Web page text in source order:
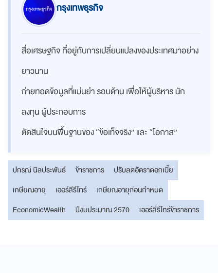
กรุงเทพธุรกิจ
สื่อเศรษฐกิจ ที่อยู่กับการเปลี่ยนแปลงของประเทศมาอย่าง
ยาวนาน
ถ่ายทอดข้อมูลที่แม่นยำ รอบด้าน เพื่อให้ผู้บริหาร นัก
ลงทุน ผู้ประกอบการ
ตัดสินใจบนพื้นฐานของ “ข้อเท็จจริง” และ “โอกาส”
ปกรณ์ นิลประพันธ์ ข้าราชการ
ปรับลดอัตราดอกเบี้ย
เกษียณอายุ
เออร์ลีรีไทร์
เกษียณอายุก่อนกำหนด
EconomicWealth
ปีงบประมาณ 2570 เออร์ลี่รีไทร์ข้าราชการ